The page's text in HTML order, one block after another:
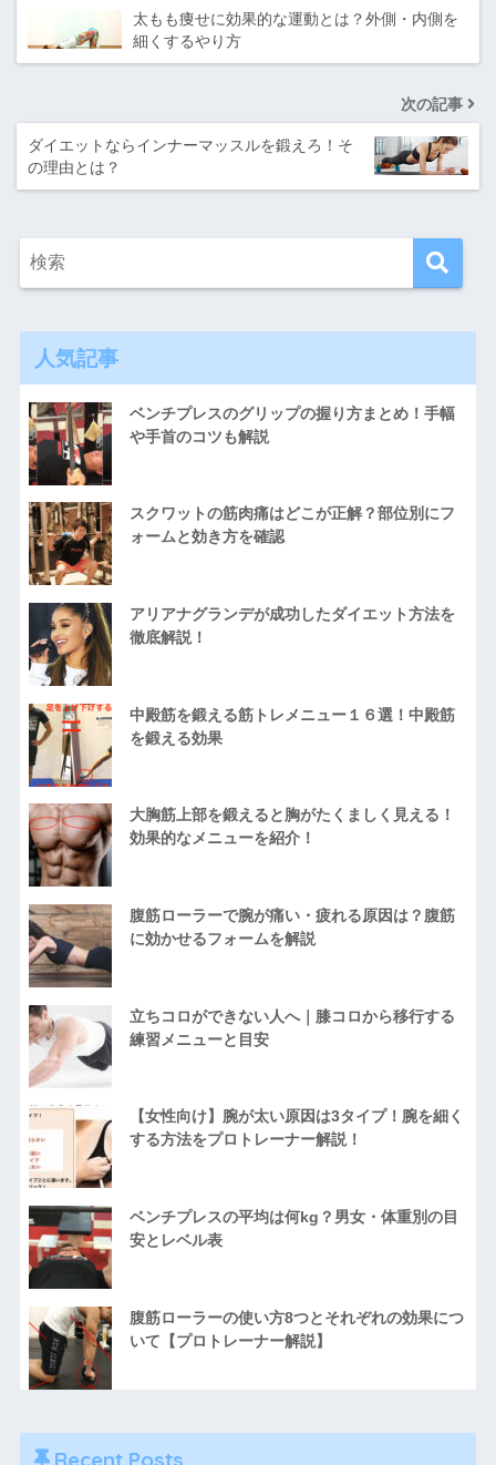
太もも痩せに効果的な運動とは？外側・内側を
細くするやり方
次の記事
ダイエットならインナーマッスルを鍛えろ！そ
の理由とは？
人気記事
ベンチプレスのグリップの握り方まとめ！手幅
や手首のコツも解説
スクワットの筋肉痛はどこが正解？部位別にフ
ォームと効き方を確認
アリアナグランデが成功したダイエット方法を
徹底解説！
中殿筋を鍛える筋トレメニュー１６選！中殿筋
を鍛える効果
大胸筋上部を鍛えると胸がたくましく見える！
効果的なメニューを紹介！
腹筋ローラーで腕が痛い・疲れる原因は？腹筋
に効かせるフォームを解説
立ちコロができない人へ｜膝コロから移行する
練習メニューと目安
【女性向け】腕が太い原因は3タイプ！腕を細く
する方法をプロトレーナー解説！
ベンチプレスの平均は何kg？男女・体重別の目
安とレベル表
腹筋ローラーの使い方8つとそれぞれの効果につ
いて【プロトレーナー解説】
Recent Posts